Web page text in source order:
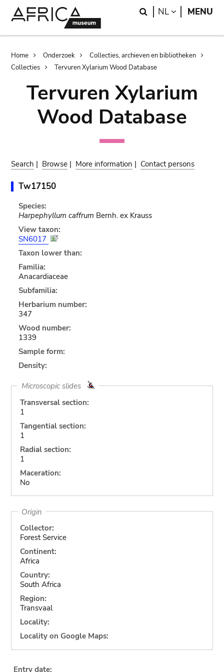
Search
NL LANGUAGE
MENU
Breadcrumb
Home Onderzoek
Collecties, archieven en bibliotheken
Collecties
Tervuren Xylarium Wood Database
Tervuren Xylarium
Wood Database
Search | Browse | More information | Contact persons
Tw17150
Species:
Harpephyllum caffrum Bernh. ex Krauss
View taxon:
SN6017
Taxon lower than:
Familia:
Anacardiaceae
Subfamilia:
Herbarium number:
347
Wood number:
1339
Sample form:
Density:
Microscopic slides
Transversal section:
1
Tangential section:
1
Radial section:
1
Maceration:
No
Origin
Collector:
Forest Service
Continent:
Africa
Country:
South Africa
Region:
Transvaal
Locality:
Locality on Google Maps:
Entry date: